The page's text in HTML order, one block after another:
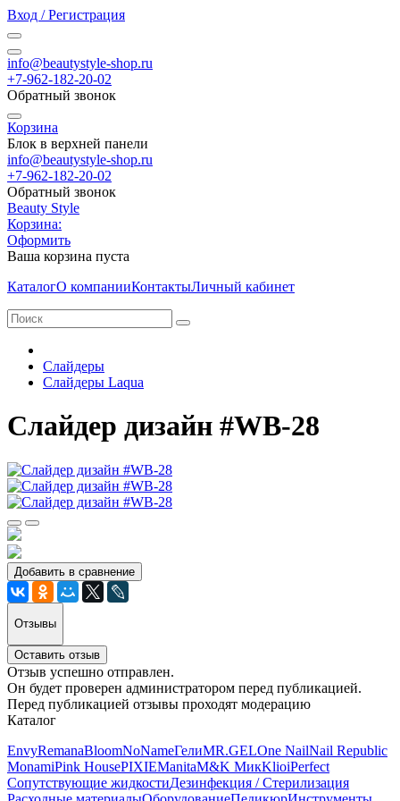
Вход / Регистрация
info@beautystyle-shop.ru
+7-962-182-20-02
Обратный звонок
Корзина
Блок в верхней панели
info@beautystyle-shop.ru
+7-962-182-20-02
Обратный звонок
Beauty Style
Корзина:
Оформить
Ваша корзина пуста
КаталогО компанииКонтактыЛичный кабинет
Слайдеры
Слайдеры Laqua
Cлайдер дизайн #WB-28
Добавить в сравнение
Отзывы
Оставить отзыв
Отзыв успешно отправлен.
Он будет проверен администратором перед публикацией.
Перед публикацией отзывы проходят модерацию
Каталог
EnvyRemanaBloomNoNameГелиMR.GELOne NailNail Republic
MonamiPink HousePIXIEManitaM&K МикKlioiPerfect
Сопутствующие жидкостиДезинфекция / Стерилизация